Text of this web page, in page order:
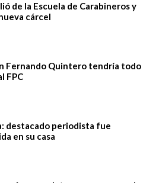
de la Escuela de Carabineros y
cárcel
Fernando Quintero tendría todo
FPC
destacado periodista fue
en su casa